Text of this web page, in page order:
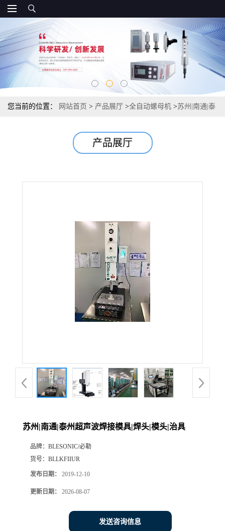
您当前的位置： 网站首页 > 产品展厅 >全自动螺母机 >苏州|南通|泰
产品展厅
苏州|南通|泰州超声波焊接模具|焊头|模头|治具
品牌： BLESONIC/必勒
货号： BLLKFIIUR
发布日期： 2019-12-10
更新日期： 2026-08-07
发送咨询信息